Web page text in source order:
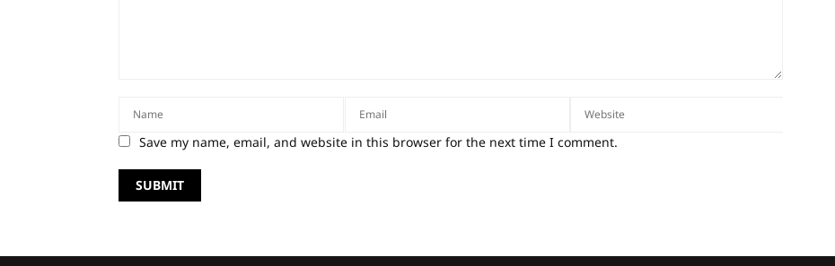
Save my name, email, and website in this browser for the next time I comment.